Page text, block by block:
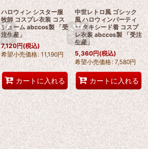
ハロウィン シスター服
牧師 コスプレ衣装 コス
チューム abccos製 「受
注生産」
7,120円(税込)
希望小売価格: 11,190円
カートに入れる
中世レトロ風 ゴシック
風 ハロウィンパーティ
ー タキシード着 コスプ
レ衣装 abccos製 「受注
生産」
5,360円(税込)
希望小売価格: 7,580円
カートに入れる